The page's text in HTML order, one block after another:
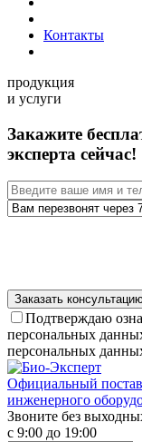
Контакты
продукция
и услуги
Закажите
эксперта сейчас!
Подтверждаю
персональных
персональных
Официальный
инженерного
Звоните без
с 9:00 до 19:00